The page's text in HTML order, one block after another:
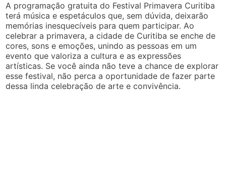
A programação gratuita do Festival Primavera Curitiba
terá música e espetáculos que, sem dúvida, deixarão
memórias inesquecíveis para quem participar. Ao
celebrar a primavera, a cidade de Curitiba se enche de
cores, sons e emoções, unindo as pessoas em um
evento que valoriza a cultura e as expressões
artísticas. Se você ainda não teve a chance de explorar
esse festival, não perca a oportunidade de fazer parte
dessa linda celebração de arte e convivência.